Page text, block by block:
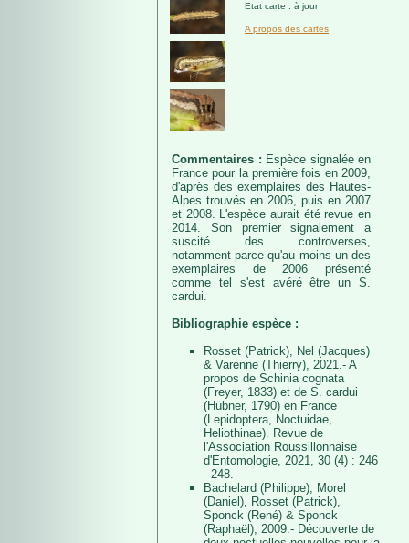
Etat carte : à jour
A propos des cartes
Commentaires : Espèce signalée en
France pour la première fois en 2009,
d'après des exemplaires des Hautes-
Alpes trouvés en 2006, puis en 2007
et 2008. L'espèce aurait été revue en
2014. Son premier signalement a
suscité des controverses,
notamment parce qu'au moins un des
exemplaires de 2006 présenté
comme tel s'est avéré être un S.
cardui.
Bibliographie espèce :
Rosset (Patrick), Nel (Jacques)
& Varenne (Thierry), 2021.- A
propos de Schinia cognata
(Freyer, 1833) et de S. cardui
(Hübner, 1790) en France
(Lepidoptera, Noctuidae,
Heliothinae). Revue de
l'Association Roussillonnaise
d'Entomologie, 2021, 30 (4) : 246
- 248.
Bachelard (Philippe), Morel
(Daniel), Rosset (Patrick),
Sponck (René) & Sponck
(Raphaël), 2009.- Découverte de